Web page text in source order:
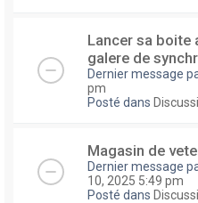
Lancer sa boite
galere de
Dernier message
pm
Posté dans
Magasin de
Dernier message
10, 2025 5:49 pm
Posté dans